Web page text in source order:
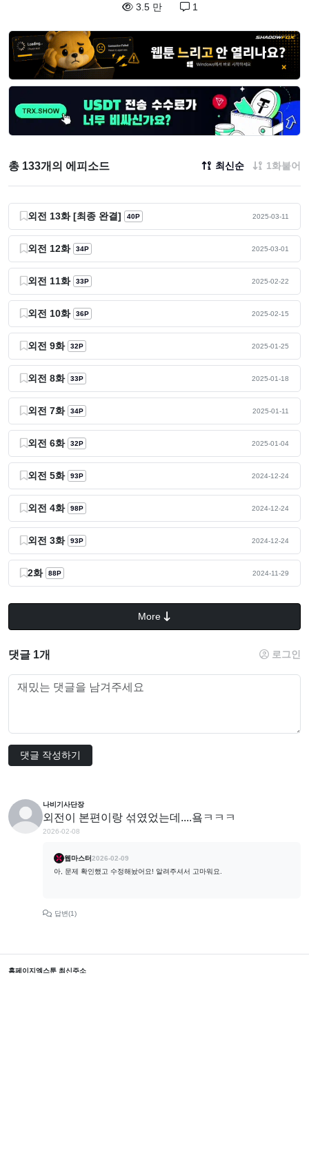
3.5 만 1
총 133개의 에피소드 최신순 1화붙어
외전 13화 [최종 완결] 40P 2025-03-11
외전 12화 34P 2025-03-01
외전 11화 33P 2025-02-22
외전 10화 36P 2025-02-15
외전 9화 32P 2025-01-25
외전 8화 33P 2025-01-18
외전 7화 34P 2025-01-11
외전 6화 32P 2025-01-04
외전 5화 93P 2024-12-24
외전 4화 98P 2024-12-24
외전 3화 93P 2024-12-24
2화 88P 2024-11-29
More
댓글 1개 로그인
댓글 작성하기
나비기사단장
외전이 본편이랑 섞였었는데....욬ㅋㅋㅋ
2026-02-08
웹마스터2026-02-09
아, 문제 확인했고 수정해놨어요! 알려주셔서 고마워요.
답변(1)
홈페이지 엑스툰 최신주소